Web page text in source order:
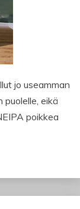
jo useamman
puolelle, eikä
poikkea